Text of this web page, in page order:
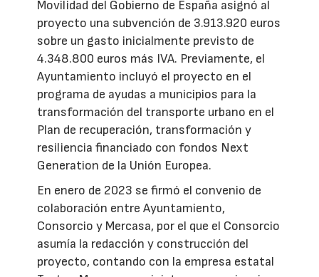
Movilidad del Gobierno de España asignó al
proyecto una subvención de 3.913.920 euros
sobre un gasto inicialmente previsto de
4.348.800 euros más IVA. Previamente, el
Ayuntamiento incluyó el proyecto en el
programa de ayudas a municipios para la
transformación del transporte urbano en el
Plan de recuperación, transformación y
resiliencia financiado con fondos Next
Generation de la Unión Europea.
En enero de 2023 se firmó el convenio de
colaboración entre Ayuntamiento,
Consorcio y Mercasa, por el que el Consorcio
asumía la redacción y construcción del
proyecto, contando con la empresa estatal